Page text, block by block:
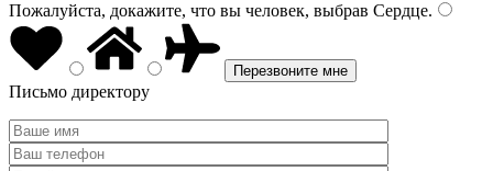
Пожалуйста, докажите, что вы человек, выбрав Сердце.
Письмо директору